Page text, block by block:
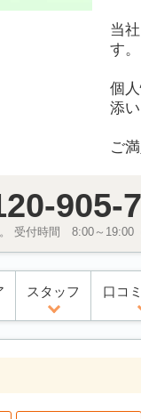
当
す。
個
添
ご
905-
受付時間 8:00～19:00
スタッフ 口コ